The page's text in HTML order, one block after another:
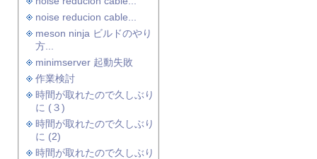
noise reducion cable...
meson ninja ビルドのやり
方...
minimserver 起動失敗
作業検討
時間が取れたので久しぶり
に (３)
時間が取れたので久しぶり
に (2)
時間が取れたので久しぶり